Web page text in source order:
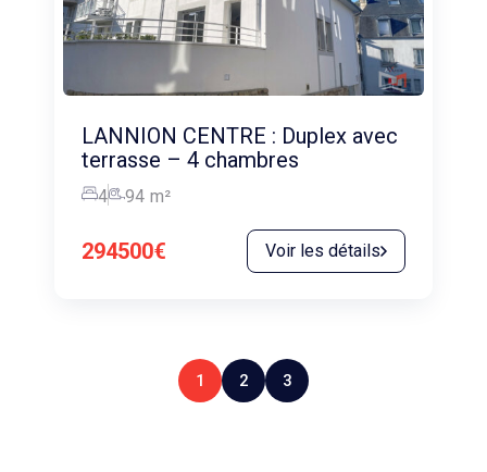
LANNION CENTRE : Duplex avec
terrasse – 4 chambres
4 94 m²
294500€ Voir les détails
1 2 3